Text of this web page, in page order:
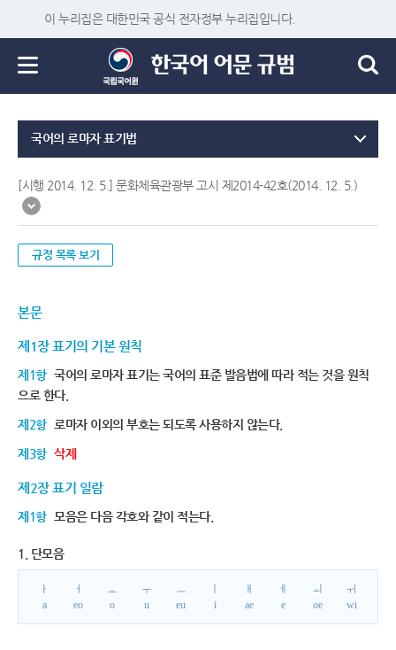
이 누리집은 대한민국 공식 전자정부 누리집입니다.
국어의 로마자 표기법
[시행 2014. 12. 5.] 문화체육관광부 고시 제2014-42호(2014. 12. 5.)
규정 목록 보기
본문
제1장 표기의 기본 원칙
제1항 국어의 로마자 표기는 국어의 표준 발음법에 따라 적는 것을 원칙
으로 한다.
제2항 로마자 이외의 부호는 되도록 사용하지 않는다.
제3항 삭제
제2장 표기 일람
제1항 모음은 다음 각호와 같이 적는다.
1. 단모음
ㅏ
a
ㅓ
eo
ㅗ
o
ㅜ
u
ㅡ
eu
i
ㅐ
ae
ㅔ
e
ㅚ
oe
ㅟ
wi